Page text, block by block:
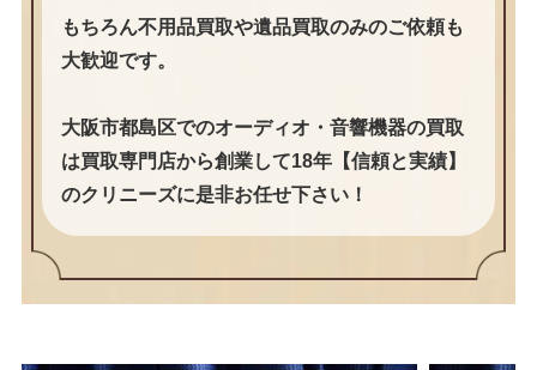
もちろん不用品買取や遺品買取のみのご依頼も
大歓迎です。
大阪市都島区でのオーディオ・音響機器の買取
は買取専門店から創業して18年【信頼と実績】
のクリニーズに是非お任せ下さい！